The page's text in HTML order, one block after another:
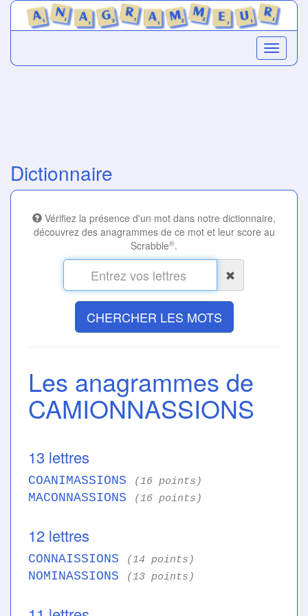
Dictionnaire
Vérifiez la présence d'un mot dans notre dictionnaire,
découvrez des anagrammes de ce mot et leur score au
Scrabble®.
CHERCHER LES MOTS
Les anagrammes de
CAMIONNASSIONS
13 lettres
COANIMASSIONS (16 points)
MACONNASSIONS (16 points)
12 lettres
CONNAISSIONS (14 points)
NOMINASSIONS (13 points)